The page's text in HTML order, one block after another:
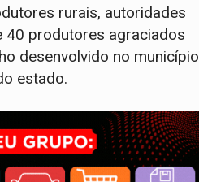
rurais, autoridades
40 produtores agraciados
desenvolvido no município
estado.